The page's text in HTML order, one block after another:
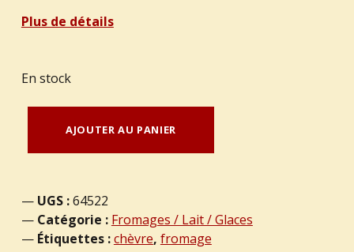
Plus de détails
En stock
AJOUTER AU PANIER
UGS :64522
Catégorie : Fromages / Lait / Glaces
Étiquettes :chèvre, fromage